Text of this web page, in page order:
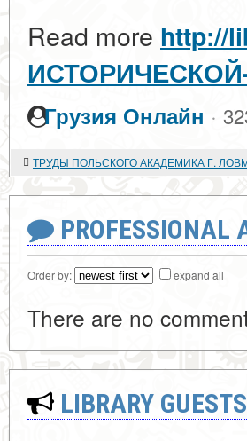
Read more http://
Грузия Онлайн ·
PROFESSIONAL
Order by: expand all
There are no
LIBRARY